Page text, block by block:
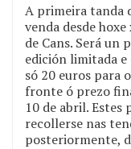
A primeira tanda
venda desde
de Cans. Será un
edición limitada
só 20 euros para
fronte ó prezo
10 de abril. Estes
recollerse nas
posteriormente,